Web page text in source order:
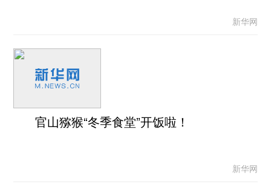
新华网
官山猕猴“冬季食堂”开饭啦！
新华网